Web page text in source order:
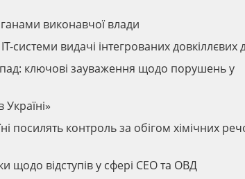
виконавчої влади
системи видачі інтегрованих довкіллєвих
ключові зауваження щодо порушень у
посилять контроль за обігом хімічних
щодо відступів у сфері СЕО та ОВД